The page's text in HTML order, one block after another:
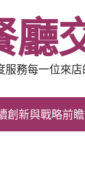
廳
務每一位來
創新與戰略前瞻